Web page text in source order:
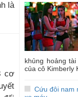
là
cơ
khủng hoảng
của cô Kimberly
Cứu đôi nam